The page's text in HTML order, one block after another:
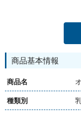
商品基本情報
商品名
種類別